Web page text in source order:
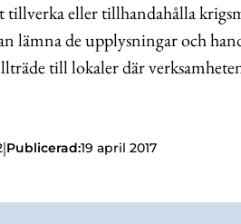
eller tillhandahålla
lämna de upplysningar och
till lokaler där
|Publicerad:19 april 2017